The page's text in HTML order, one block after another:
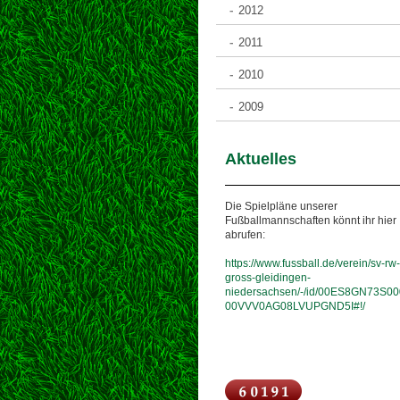
2012
2011
2010
2009
Aktuelles
Die Spielpläne unserer
Fußballmannschaften könnt ihr hier
abrufen:
https://www.fussball.de/verein/sv-rw-
gross-gleidingen-
niedersachsen/-/id/
00VVV0AG08LVUPGND5I#!/